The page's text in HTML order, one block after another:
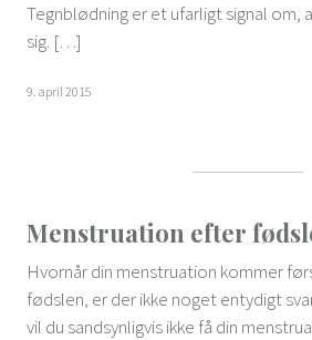
Tegnblødning er et ufarligt signal
sig. […]
9. april 2015
Menstruation efter
Hvornår din menstruation kommer
fødslen, er der ikke noget entydigt
vil du sandsynligvis ikke få din